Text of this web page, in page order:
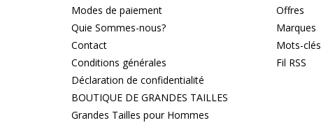
Modes de paiement
Quie Sommes-nous?
Contact
Conditions générales
Déclaration de confidentialité
BOUTIQUE DE GRANDES TAILLES
Grandes Tailles pour Hommes
Offres
Marques
Mots-clés
Fil RSS